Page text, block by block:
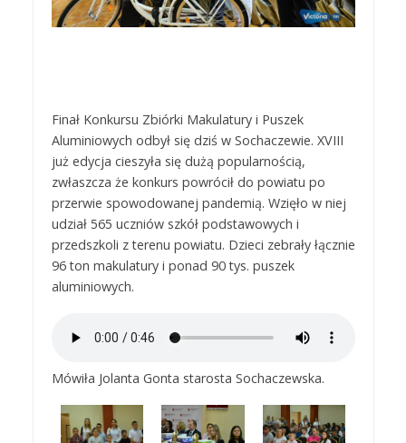
Finał Konkursu Zbiórki Makulatury i Puszek
Aluminiowych odbył się dziś w Sochaczewie. XVIII
już edycja cieszyła się dużą popularnością,
zwłaszcza że konkurs powrócił do powiatu po
przerwie spowodowanej pandemią. Wzięło w niej
udział 565 uczniów szkół podstawowych i
przedszkoli z terenu powiatu. Dzieci zebrały łącznie
96 ton makulatury i ponad 90 tys. puszek
aluminiowych.
Mówiła Jolanta Gonta starosta Sochaczewska.